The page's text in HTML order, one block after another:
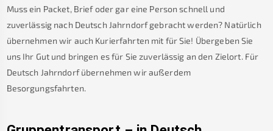
Muss ein Packet, Brief oder gar eine Person schnell und
zuverlässig nach Deutsch Jahrndorf gebracht werden? Natürlich
übernehmen wir auch Kurierfahrten mit für Sie! Übergeben Sie
uns Ihr Gut und bringen es für Sie zuverlässig an den Zielort. Für
Deutsch Jahrndorf übernehmen wir außerdem
Besorgungsfahrten.